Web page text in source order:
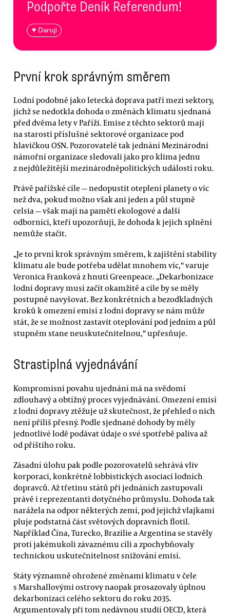
Podpořte Deník Referendum!
♥ Daruji
První krok správným směrem
Lodní podobně jako letecká doprava patří mezi sektory,
jichž se nedotkla dohoda o změnách klimatu sjednaná
před dvěma lety v Paříži. Emise z těchto sektorů mají
na starosti příslušné sektorové organizace pod
hlavičkou OSN. Pozorovatelé tak jednání Mezinárodní
námořní organizace sledovali jako pro klima jednu
z nejdůležitější mezinárodněpolitických událostí roku.
Právě pařížské cíle — nedopustit oteplení planety o víc
než dva, pokud možno však ani jeden a půl stupně
celsia — však mají na paměti ekologové a další
odborníci, kteří upozorňují, že dohoda k jejich splnění
nemůže stačit.
„Je to první krok správným směrem, k zajištění stability
klimatu ale bude potřeba udělat mnohem víc,“ varuje
Veronica Franková z hnutí Greenpeace. „Dekarbonizace
lodní dopravy musí začít okamžitě a cíle by se měly
postupně navyšovat. Bez konkrétních a bezodkladných
kroků k omezení emisí z lodní dopravy se nám může
stát, že se možnost zastavit oteplování pod jedním a půl
stupněm stane neuskutečnitelnou,“ upřesňuje.
Strastiplná vyjednávání
Kompromisní povahu ujednání má na svědomí
zdlouhavý a obtížný proces vyjednávání. Omezení emisí
z lodní dopravy ztěžuje už skutečnost, že přehled o nich
není příliš přesný. Podle sjednané dohody by měly
jednotlivé lodě podávat údaje o své spotřebě paliva až
od příštího roku.
Zásadní úlohu pak podle pozorovatelů sehrává vliv
korporací, konkrétně lobbistických asociací lodních
dopravců. Až třetinu států při jednáních zastupovali
právě i reprezentanti dotyčného průmyslu. Dohoda tak
narážela na odpor některých zemí, pod jejichž vlajkami
pluje podstatná část světových dopravních flotil.
Například Čína, Turecko, Brazílie a Argentina se stavěly
proti jakémukoli závaznému cíli a zpochybňovaly
technickou uskutečnitelnost snižování emisí.
Státy významně ohrožené změnami klimatu v čele
s Marshallovými ostrovy naopak prosazovaly úplnou
dekarbonizaci celého sektoru do roku 2035.
Argumentovaly při tom nedávnou studií OECD, která